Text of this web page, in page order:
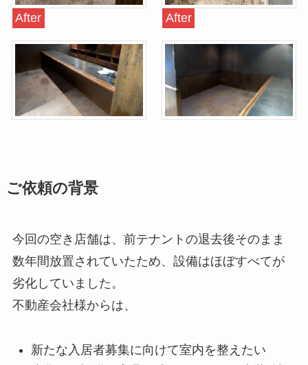
After After
ご依頼の背景
今回の空き店舗は、前テナントの退去後そのまま
数年間放置されていたため、設備はほぼすべてが
劣化していました。
不動産会社様からは、
新たな入居者募集に向けて室内を整えたい